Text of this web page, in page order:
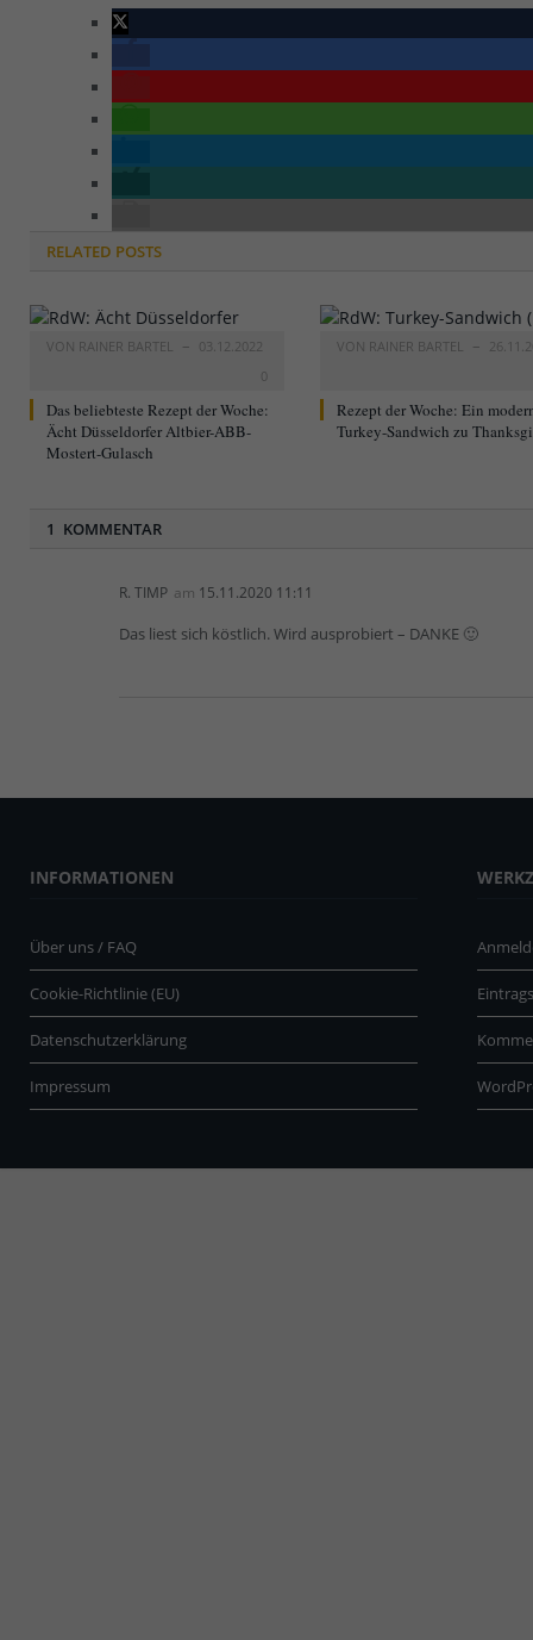
RELATED POSTS
VON RAINER BARTEL
03.12.2022
0
Das beliebteste Rezept der Woche:
Ächt Düsseldorfer Altbier-ABB-
Mostert-Gulasch
VON RAINER BARTEL
Rezept der Woche: Ein
Turkey-Sandwich zu
1 KOMMENTAR
R. TIMP am 15.11.2020 11:11
Das liest sich köstlich. Wird ausprobiert – DANKE 🙂
INFORMATIONEN
Über uns / FAQ
Cookie-Richtlinie (EU)
Datenschutzerklärung
Impressum